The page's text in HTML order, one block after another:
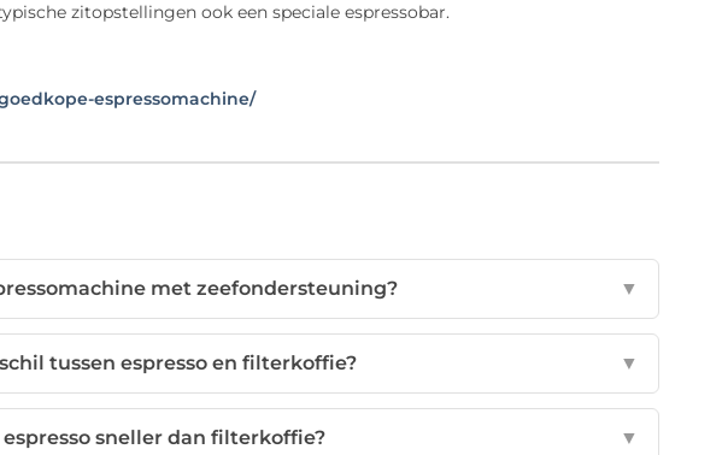
zitopstellingen ook een speciale espressobar.
espressomachine/
met zeefondersteuning? ▼
tussen espresso en filterkoffie? ▼
sneller dan filterkoffie? ▼